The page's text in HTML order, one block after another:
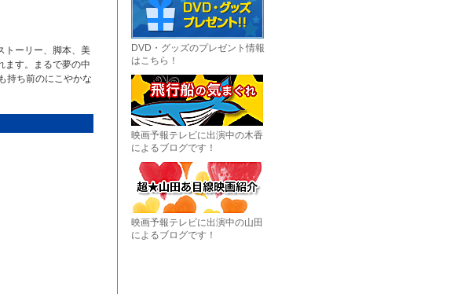
トーリー、脚本、美
ます。まるで夢の中
持ち前のにこやかな
DVD・グッズのプレゼント情報
はこちら！
映画予報テレビに出演中の木香
によるブログです！
映画予報テレビに出演中の山田
によるブログです！